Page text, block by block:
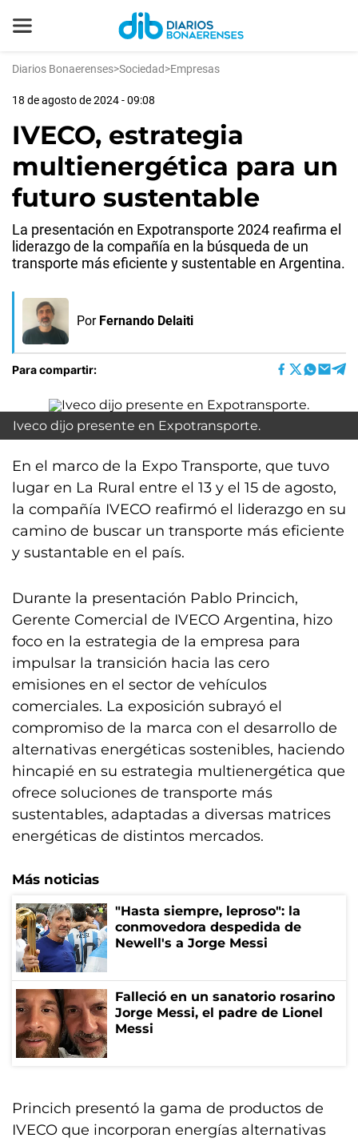
Diarios Bonaerenses>Sociedad>Empresas
18 de agosto de 2024 - 09:08
IVECO, estrategia
multienergética para un
futuro sustentable
La presentación en Expotransporte 2024 reafirma el
liderazgo de la compañía en la búsqueda de un
transporte más eficiente y sustentable en Argentina.
Por Fernando Delaiti
Para compartir:
Iveco dijo presente en Expotransporte.
En el marco de la Expo Transporte, que tuvo
lugar en La Rural entre el 13 y el 15 de agosto,
la compañía IVECO reafirmó el liderazgo en su
camino de buscar un transporte más eficiente
y sustantable en el país.
Durante la presentación Pablo Princich,
Gerente Comercial de IVECO Argentina, hizo
foco en la estrategia de la empresa para
impulsar la transición hacia las cero
emisiones en el sector de vehículos
comerciales. La exposición subrayó el
compromiso de la marca con el desarrollo de
alternativas energéticas sostenibles, haciendo
hincapié en su estrategia multienergética que
ofrece soluciones de transporte más
sustentables, adaptadas a diversas matrices
energéticas de distintos mercados.
Más noticias
"Hasta siempre, leproso": la
conmovedora despedida de
Newell's a Jorge Messi
Falleció en un sanatorio rosarino
Jorge Messi, el padre de Lionel
Messi
Princich presentó la gama de productos de
IVECO que incorporan energías alternativas